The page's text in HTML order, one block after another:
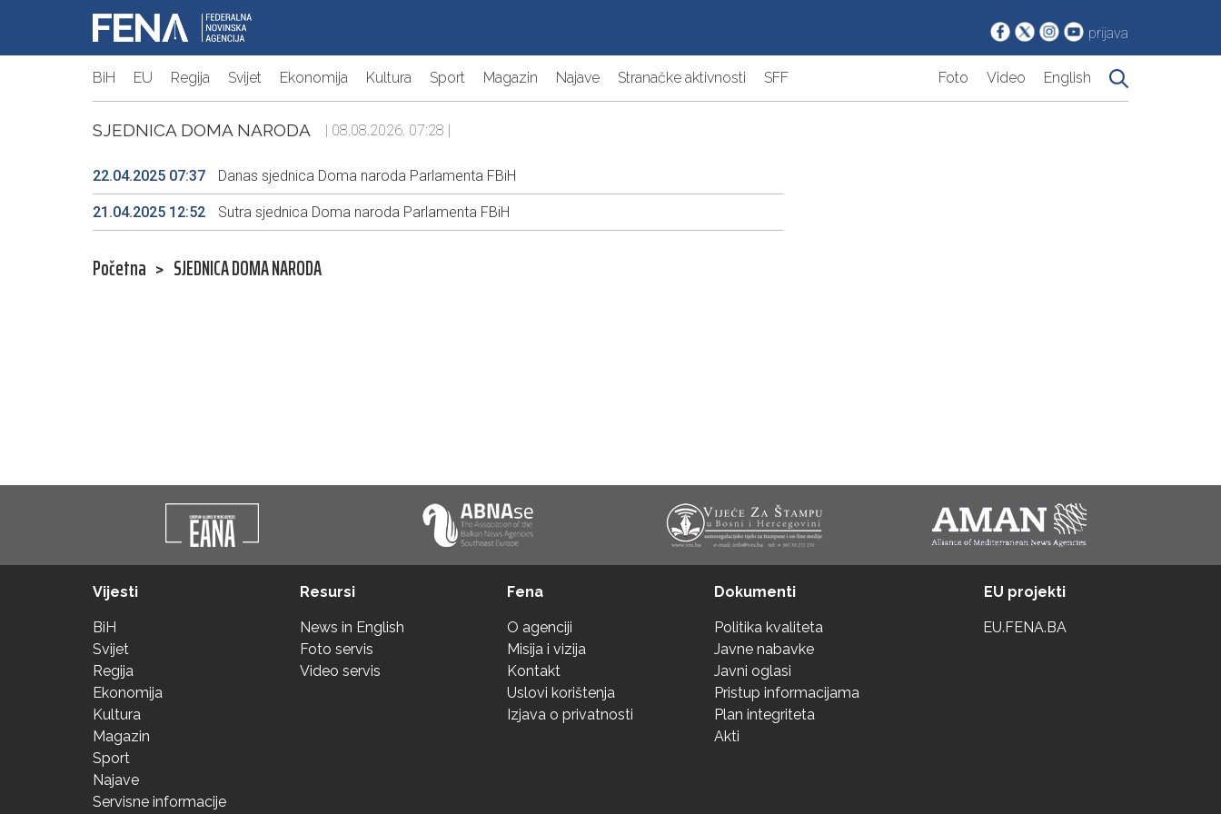
prijava
BiH EU Regija Svijet Ekonomija Kultura Sport Magazin Najave Stranačke aktivnosti SFF Foto Video English
SJEDNICA DOMA NARODA | 08.08.2026. 07:28 |
22.04.2025 07:37 Danas sjednica Doma naroda Parlamenta FBiH
21.04.2025 12:52 Sutra sjednica Doma naroda Parlamenta FBiH
Početna > SJEDNICA DOMA NARODA
Vijesti
BiH
Svijet
Regija
Ekonomija
Kultura
Magazin
Sport
Najave
Servisne informacije
Resursi
News in English
Foto servis
Video servis
Fena
O agenciji
Misija i vizija
Kontakt
Uslovi korištenja
Izjava o privatnosti
Dokumenti
Politika kvaliteta
Javne nabavke
Javni oglasi
Pristup informacijama
Plan integriteta
Akti
EU projekti
EU.FENA.BA